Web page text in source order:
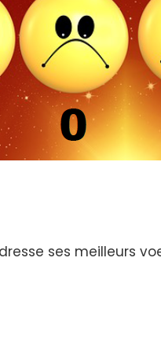
ses meilleurs